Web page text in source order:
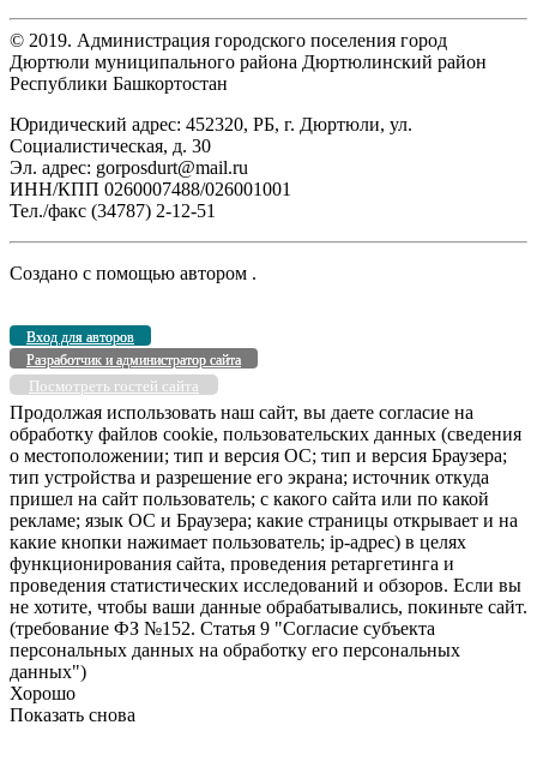
© 2019. Администрация городского поселения город
Дюртюли муниципального района Дюртюлинский район
Республики Башкортостан
Юридический адрес: 452320, РБ, г. Дюртюли, ул.
Социалистическая, д. 30
Эл. адрес: gorposdurt@mail.ru
ИНН/КПП 0260007488/026001001
Тел./факс (34787) 2-12-51
Создано с помощью автором .
Вход для авторов
Разработчик и администратор сайта
Посмотреть гостей сайта
Продолжая использовать наш сайт, вы даете согласие на
обработку файлов cookie, пользовательских данных (сведения
о местоположении; тип и версия ОС; тип и версия Браузера;
тип устройства и разрешение его экрана; источник откуда
пришел на сайт пользователь; с какого сайта или по какой
рекламе; язык ОС и Браузера; какие страницы открывает и на
какие кнопки нажимает пользователь; ip-адрес) в целях
функционирования сайта, проведения ретаргетинга и
проведения статистических исследований и обзоров. Если вы
не хотите, чтобы ваши данные обрабатывались, покиньте сайт.
(требование ФЗ №152. Статья 9 "Согласие субъекта
персональных данных на обработку его персональных
данных")
Хорошо
Показать снова